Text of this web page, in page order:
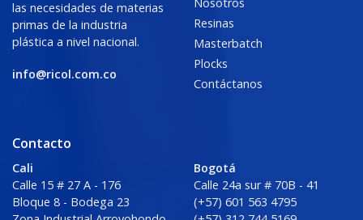
las necesidades de materias
primas de la industria
plástica a nivel nacional.
info@ricol.com.co
Resinas
Masterbatch
Plocks
Contáctanos
Contacto
Cali
Calle 15 # 27 A - 176
Bloque 8 - Bodega 23
Bogotá
Calle 24a sur # 70B - 41
(+57) 601 563 4795